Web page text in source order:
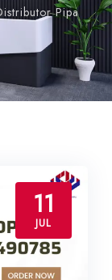
Pipa
11
JUL